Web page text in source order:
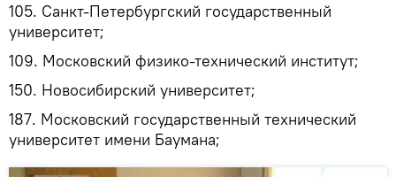
105. Санкт-Петербургский государственный
университет;
109. Московский физико-технический институт;
150. Новосибирский университет;
187. Московский государственный технический
университет имени Баумана;